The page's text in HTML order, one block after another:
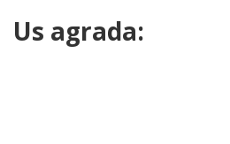
Us agrada: